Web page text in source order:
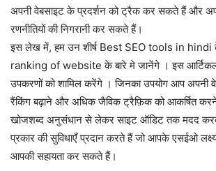
अपनी वेबसाइट के प्रदर्शन को ट्रैक कर सकते हैं और अपने
रणनीतियों की निगरानी कर सकते हैं।
इस लेख में, हम उन शीर्ष Best SEO tools in hindi के
ranking of website के बारे मे जानेंगे । इस
उपकरणों को शामिल करेंगे । जिनका उपयोग आप अपनी
रैंकिंग बढ़ाने और अधिक जैविक ट्रैफ़िक को आकर्षित
खोजशब्द अनुसंधान से लेकर साइट ऑडिट तक मदद
प्रकार की सुविधाएँ प्रदान करते हैं जो आपके एसईओ
आपकी सहायता कर सकते हैं।